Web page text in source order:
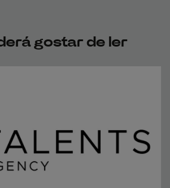
gostar de ler